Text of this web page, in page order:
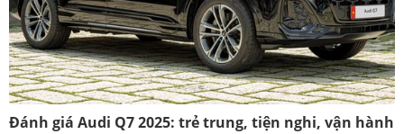
Đánh giá Audi Q7 2025: trẻ trung, tiện nghi, vận hành